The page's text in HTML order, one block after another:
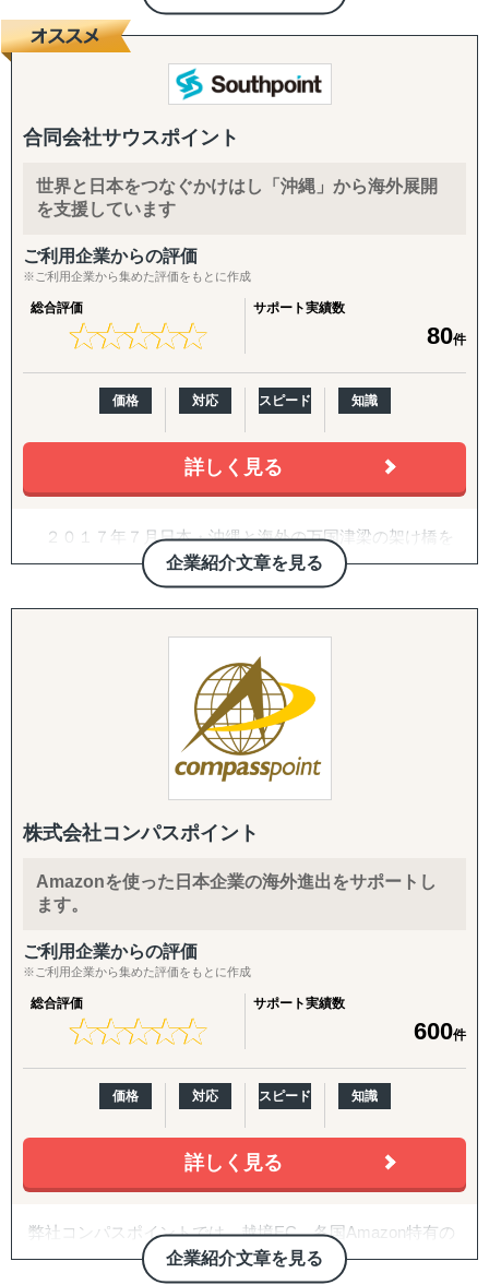
『どの国が最適か？』を見極めるゼロ→イチの意思決定か
進出後に必ず直面する現地でのマーケティング課題まで主
要各国に常駐するメンバーが、現地起点で一貫してサポー
トします。
これまでの支援歴は20年以上、実績は1,500社を超えまし
た。
継続して支援できる体制を構築しています。
------------------------------------
■ サポート対象国（グループ別）
↳ ASEAN主要国：タイ・ベトナム・マレーシア・カンボ
ジア・インドネシア・フィリピン・ラオス
↳ アジア（中華系）：日本・香港・シンガポール・台湾・
韓国
↳ アジア（中東ほか）：ドバイ・サウジアラビア・イン
ド・バングラデシュ・モンゴル
※サポート内容により、対応の可否や得意・不得意な分野
があります。
------------------------------------
◆以下はこれまで当社で実績が多く、特にニーズの高い支
『LocaBrain（ロカブレイン）｜海外進出 現地顧問サービ
↳ AIが出した"答えっぽいもの"を、現地のリアルで答え合
『INTERForce｜海外進出伴走サポート』
『LocaForce（ロカフォース）海外販路開拓 現地支援サー
ビス』
↳ 海外営業支援TEAMによる現地営業の即戦力化
『LocaResearch（ロカリサーチ）海外進出 市場調査サー
素材を収集する。
『セカイキョテン｜海外会社設立サポート』
までをワンストップで代行
合同会社サウスポイント
世界と日本をつなぐかけはし「沖縄」から海外展開
を支援しています
ご利用企業からの評価
※ご利用企業から集めた評価をもとに作成
総合評価
★★★★★
★★★★★
サポート実績数
80件
価格 対応 スピード 知識
詳しく見る
企業紹介文章を見る
２０１７年７月日本・沖縄と海外の万国津梁の架け橋を
目指して、企業の海外展開支援を目的として沖縄・那覇で
設立。アジア・欧州を中心に沖縄県内・沖縄県外企業の海
外進出・国際展開のサポートを実施しています。２０２２
年７月には観光産業の伸びの著しい石垣市に八重山事務所
沖縄をハブに、台湾・中国・香港・ベトナム・タイ・マ
レーシア・シンガポール・インドネシア・オーストラリ
ア・ニュージーランド・イギリス・ドイツ・ブラジル各国
にパートナーエージェントを配置し、アメリカ合衆国・イ
ンドは提携先を設けていますので、現地でも情報収集、視
察等も直接支援可能、幅広く皆様の海外展開とインバウン
ド事業をサポートしております。
株式会社コンパスポイント
Amazonを使った日本企業の海外進出をサポートし
ます。
ご利用企業からの評価
※ご利用企業から集めた評価をもとに作成
総合評価
★★★★★
★★★★★
サポート実績数
600件
価格 対応 スピード 知識
詳しく見る
企業紹介文章を見る
弊社コンパスポイントでは、越境EC、各国Amazon特有の
ノウハウに加え、
貿易に関する知識と数多くの企業様への支援実績に基づい